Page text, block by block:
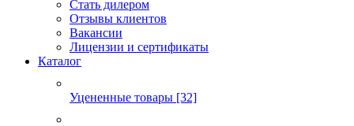
Стать дилером
Отзывы клиентов
Вакансии
Лицензии и сертификаты
Каталог
Уцененные товары [32]